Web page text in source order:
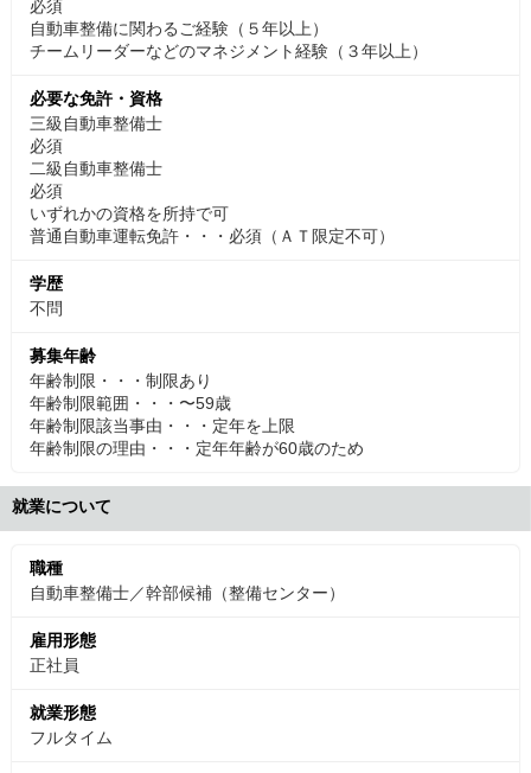
必須
自動車整備に関わるご経験（５年以上）
チームリーダーなどのマネジメント経験（３年以上）
必要な免許・資格
三級自動車整備士
必須
二級自動車整備士
必須
いずれかの資格を所持で可
普通自動車運転免許・・・必須（ＡＴ限定不可）
学歴
不問
募集年齢
年齢制限・・・制限あり
年齢制限範囲・・・〜59歳
年齢制限該当事由・・・定年を上限
年齢制限の理由・・・定年年齢が60歳のため
就業について
職種
自動車整備士／幹部候補（整備センター）
雇用形態
正社員
就業形態
フルタイム